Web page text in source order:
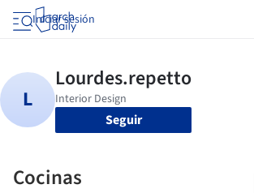
Iniciar sesión
Seguir
Cocinas